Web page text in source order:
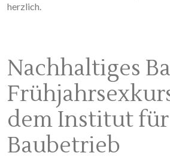
herzlich.
Nachhaltiges
dem Institut für
Baubetrieb